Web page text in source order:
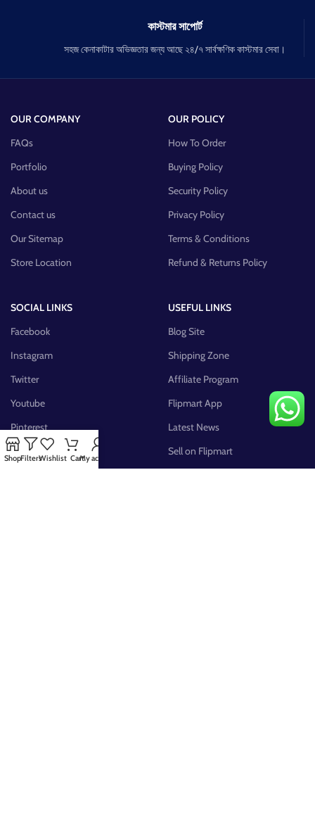
কাস্টমার সাপোর্ট
সহজ কেনাকাটার অভিজ্ঞতার জন্য আছে ২৪/৭ সার্বক্ষণিক কাস্টমার সেবা।
OUR COMPANY
FAQs
Portfolio
About us
Contact us
Our Sitemap
Store Location
OUR POLICY
How To Order
Buying Policy
Security Policy
Privacy Policy
Terms & Conditions
Refund & Returns Policy
SOCIAL LINKS
Facebook
Instagram
Twitter
Youtube
Pinterest
FB Group
USEFUL LINKS
Blog Site
Shipping Zone
Affiliate Program
Flipmart App
Latest News
Sell on Flipmart
ShopFiltersWishlist CartMy account